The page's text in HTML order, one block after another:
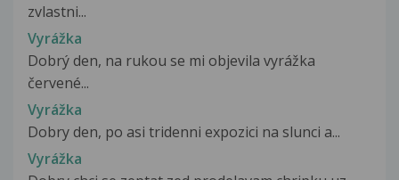
zvlastni...
Vyrážka
Dobrý den, na rukou se mi objevila vyrážka
červené...
Vyrážka
Dobry den, po asi tridenni expozici na slunci a...
Vyrážka